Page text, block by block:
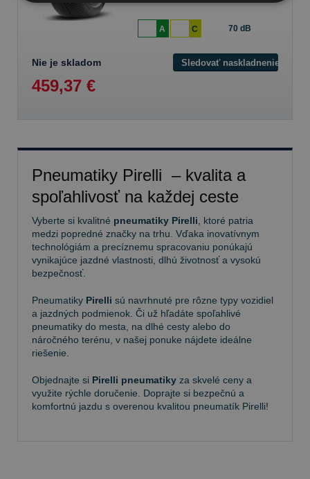
A C 70 dB
Nie je skladom Sledovať naskladnenie
459,37 €
Pneumatiky Pirelli – kvalita a
spoľahlivosť na každej ceste
Vyberte si kvalitné pneumatiky Pirelli , ktoré patria
medzi popredné značky na trhu. Vďaka inovatívnym
technológiám a precíznemu spracovaniu ponúkajú
vynikajúce jazdné vlastnosti, dlhú životnosť a vysokú
bezpečnosť.
Pneumatiky Pirelli sú navrhnuté pre rôzne typy vozidiel
a jazdných podmienok. Či už hľadáte spoľahlivé
pneumatiky do mesta, na dlhé cesty alebo do
náročného terénu, v našej ponuke nájdete ideálne
riešenie.
Objednajte si Pirelli pneumatiky za skvelé ceny a
využite rýchle doručenie. Doprajte si bezpečnú a
komfortnú jazdu s overenou kvalitou pneumatík Pirelli!